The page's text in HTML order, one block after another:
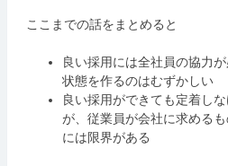
ここまでの話をまとめると
良い採用には全社員の協力
状態を作るのはむずかしい
良い採用ができても定着し
が、従業員が会社に求める
には限界がある